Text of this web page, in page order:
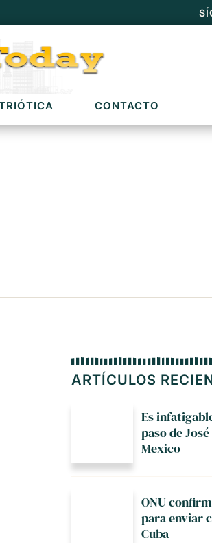
CONTACTO
ARTÍCULOS
Es
paso de
Mexico
ONU
para enviar
Cuba